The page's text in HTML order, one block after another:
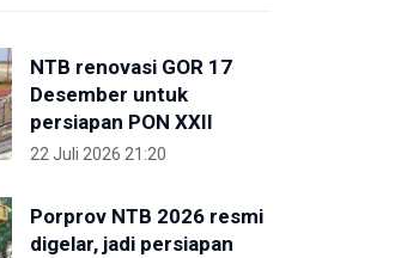
NTB renovasi GOR 17
Desember untuk
persiapan PON XXII
22 Juli 2026 21:20
Porprov NTB 2026 resmi
digelar, jadi persiapan